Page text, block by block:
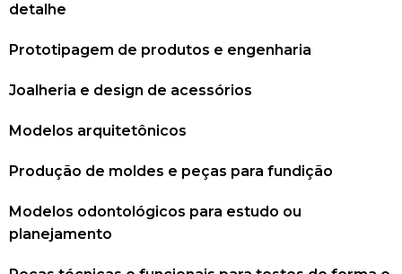
detalhe
Prototipagem de produtos e engenharia
Joalheria e design de acessórios
Modelos arquitetônicos
Produção de moldes e peças para fundição
Modelos odontológicos para estudo ou
planejamento